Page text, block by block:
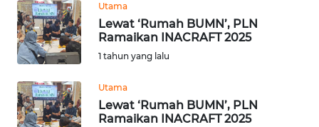
Utama
Lewat ‘Rumah BUMN’, PLN
Ramaikan INACRAFT 2025
1 tahun yang lalu
Utama
Lewat ‘Rumah BUMN’, PLN
Ramaikan INACRAFT 2025
KARIR
DISCLAIMER
Wahana
News
Regional